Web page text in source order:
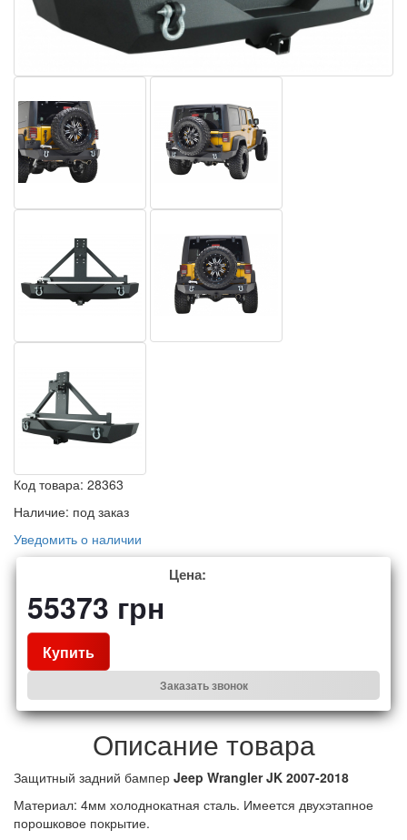
Код товара: 28363
Наличие: под заказ
Уведомить о наличии
Цена:
55373 грн
Купить
Заказать звонок
Описание товара
Защитный задний бампер Jeep Wrangler JK 2007-2018
Материал: 4мм холоднокатная сталь. Имеется двухэтапное
порошковое покрытие.